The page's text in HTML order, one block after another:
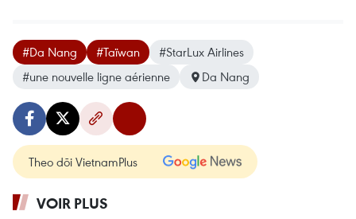
#Da Nang #Taïwan
#StarLux Airlines
#une nouvelle ligne aérienne
Da Nang
Theo dõi VietnamPlus
VOIR PLUS